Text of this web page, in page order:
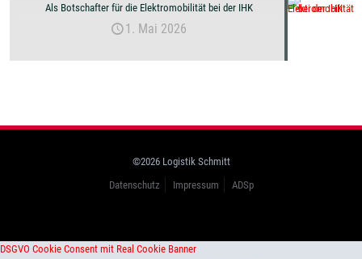
Als Botschafter für die Elektromobilität bei der IHK
1. Mai 2026
©2026 Logistik Schmitt
Datenschutz
Impressum ADSp
DSGVO Cookie Consent mit Real Cookie Banner